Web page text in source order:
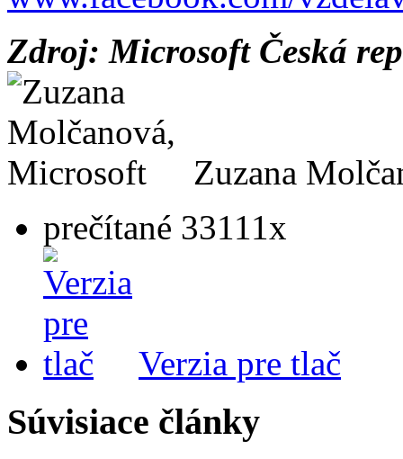
Zdroj: Microsoft Česká
Zuzana
prečítané 33111x
Verzia pre tlač
Súvisiace články